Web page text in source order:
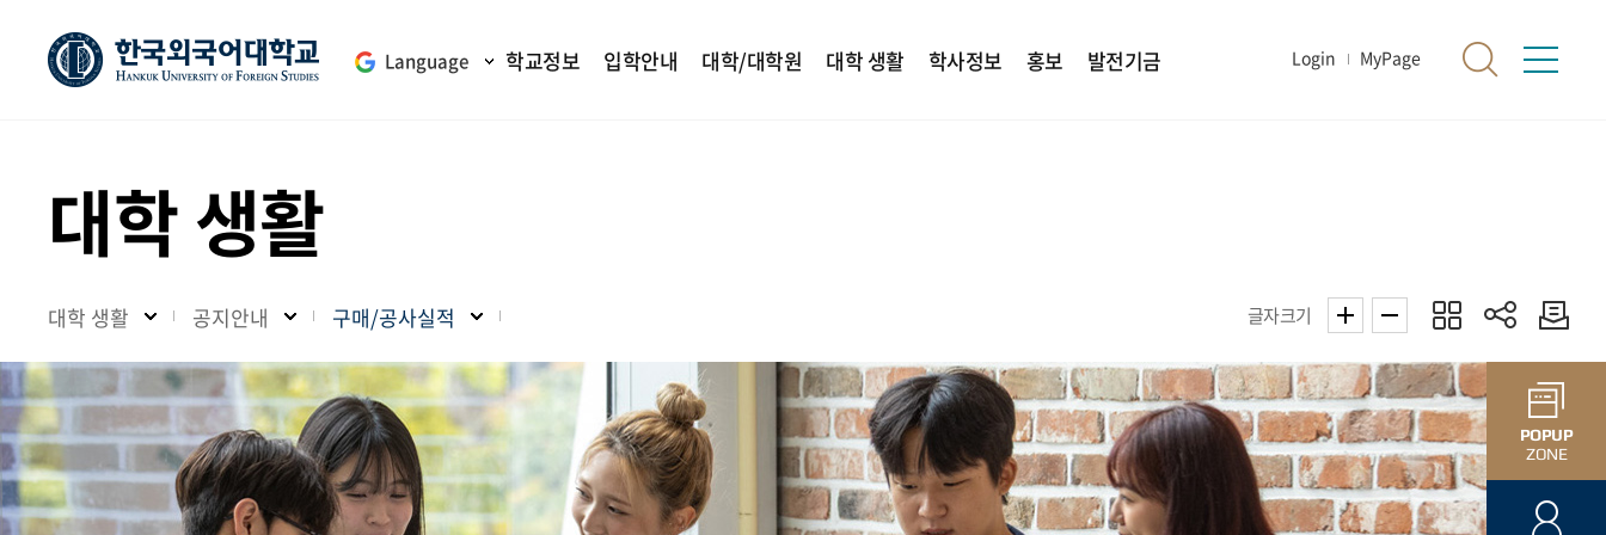
Language 학교정보 입학안내 대학/대학원 대학 생활 학사정보 홍보 발전기금 Login MyPage
POPUP
ZONE
대학 생활
대학 생활 공지안내 구매/공사실적 글자크기